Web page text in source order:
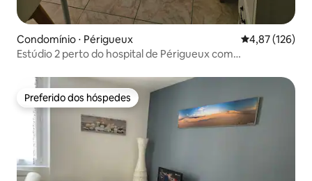
Condomínio ⋅ Périgueux 4,87 de uma
4,87 (126)
Estúdio 2 perto do hospital de Périgueux com
Preferido dos hóspedes
Preferido dos hóspedes